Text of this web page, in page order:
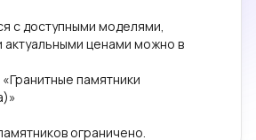
с доступными моделями,
ценами можно в
памятники
ограничено.